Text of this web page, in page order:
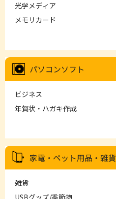
光学メディア
メモリカード
パソコンソフト
ビジネス
年賀状・ハガキ作成
家電・ペット用品・雑貨
雑貨
USBグッズ/季節物